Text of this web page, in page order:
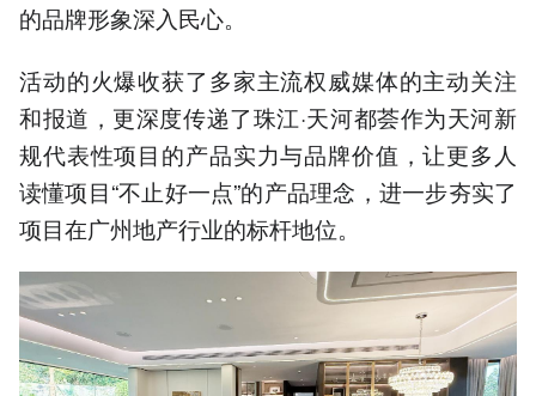
的品牌形象深入民心。
活动的火爆收获了多家主流权威媒体的主动关注
和报道，更深度传递了珠江·天河都荟作为天河新
规代表性项目的产品实力与品牌价值，让更多人
读懂项目“不止好一点”的产品理念，进一步夯实了
项目在广州地产行业的标杆地位。